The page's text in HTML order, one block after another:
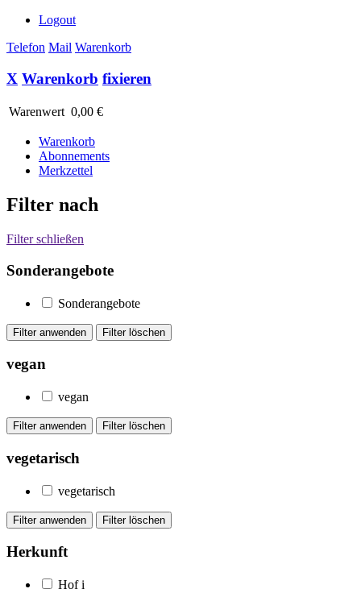
Logout
Telefon Mail Warenkorb
X Warenkorb fixieren
Warenwert 0,00 €
Warenkorb
Abonnements
Merkzettel
Filter nach
Filter schließen
Sonderangebote
Sonderangebote
vegan
vegan
vegetarisch
vegetarisch
Herkunft
Hof i